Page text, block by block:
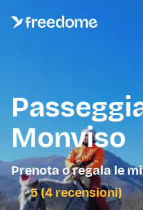
Monviso
Prenota o regala le
5 (4 recensioni)